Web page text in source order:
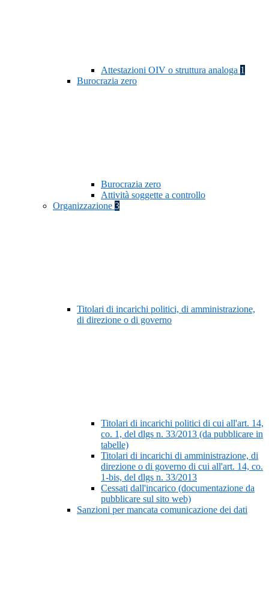
Attestazioni OIV o struttura analoga 1
Burocrazia zero
Burocrazia zero
Attività soggette a controllo
Organizzazione 3
Titolari di incarichi politici, di amministrazione,
di direzione o di governo
Titolari di incarichi politici di cui all'art. 14,
co. 1, del dlgs n. 33/2013 (da pubblicare in
tabelle)
Titolari di incarichi di amministrazione, di
direzione o di governo di cui all'art. 14, co.
1-bis, del dlgs n. 33/2013
Cessati dall'incarico (documentazione da
pubblicare sul sito web)
Sanzioni per mancata comunicazione dei dati